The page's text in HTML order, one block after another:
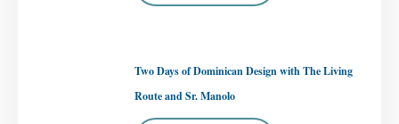
Two Days of Dominican Design with The Living
Route and Sr. Manolo